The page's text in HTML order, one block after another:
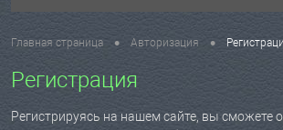
Главная страница • Авторизация •
Регистрация
Регистрируясь на нашем сайте, вы сможете